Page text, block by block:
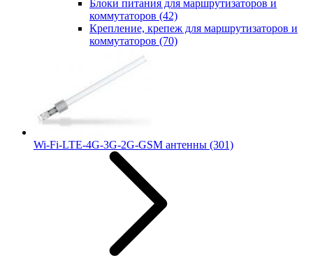
Блоки питания для маршрутизаторов и
коммутаторов (42)
Крепление, крепеж для маршрутизаторов и
коммутаторов (70)
Wi-Fi-LTE-4G-3G-2G-GSM антенны (301)